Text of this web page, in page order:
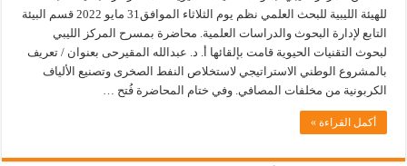
للهيئة الليبية للبحث العلمي نظم يوم الثلاثاء الموافق31 مايو 2022 قسم البيئة
التابع لإدارة البحوث والدراسات العلمية. محاضرة بمسرح المركز الليبي
لبحوث التقنيات الحيوية قامت بإلقائها أ. د. عبدالله المقيرحى بعنوان / تعريف
بالمشروع الوطني الاستراتيجي لاستخلاص النفط الصخرى وتصنيع الألياف
الكربونية من مخلفات المصافي. وفي ختام المحاضرة فُتح …
أكمل القراءة »